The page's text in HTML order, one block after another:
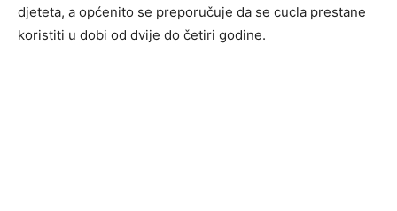
djeteta, a općenito se preporučuje da se cucla prestane
koristiti u dobi od dvije do četiri godine.